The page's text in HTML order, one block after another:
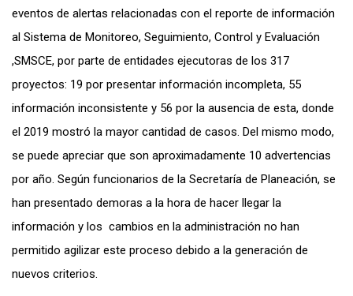
eventos de alertas relacionadas con el reporte de información
al Sistema de Monitoreo, Seguimiento, Control y Evaluación
,SMSCE, por parte de entidades ejecutoras de los 317
proyectos: 19 por presentar información incompleta, 55
información inconsistente y 56 por la ausencia de esta, donde
el 2019 mostró la mayor cantidad de casos. Del mismo modo,
se puede apreciar que son aproximadamente 10 advertencias
por año. Según funcionarios de la Secretaría de Planeación, se
han presentado demoras a la hora de hacer llegar la
información y los cambios en la administración no han
permitido agilizar este proceso debido a la generación de
nuevos criterios.